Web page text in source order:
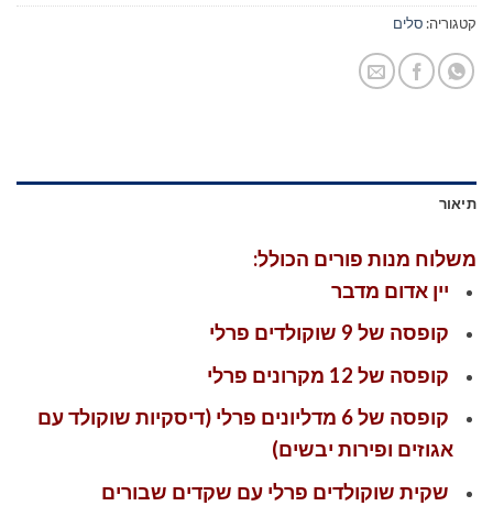
קטגוריה: סלים
תיאור
משלוח מנות פורים הכולל:
יין אדום מדבר
קופסה של 9 שוקולדים פרלי
קופסה של 12 מקרונים פרלי
קופסה של 6 מדליונים פרלי (דיסקיות שוקולד עם
אגוזים ופירות יבשים)
שקית שוקולדים פרלי עם שקדים שבורים